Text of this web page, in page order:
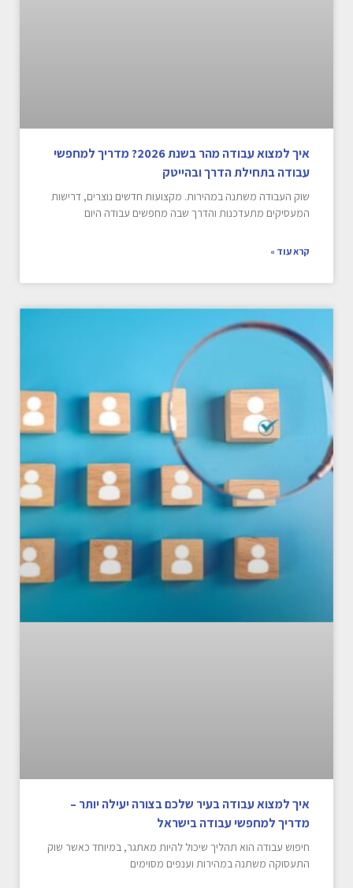
איך למצוא עבודה מהר בשנת 2026? מדריך למחפשי
עבודה בתחילת הדרך ובהייטק
שוק העבודה משתנה במהירות. מקצועות חדשים נוצרים, דרישות
המעסיקים מתעדכנות והדרך שבה מחפשים עבודה היום
קרא עוד »
איך למצוא עבודה בעיר שלכם בצורה יעילה יותר –
מדריך למחפשי עבודה בישראל
חיפוש עבודה הוא תהליך שיכול להיות מאתגר, במיוחד כאשר שוק
התעסוקה משתנה במהירות וענפים מסוימים